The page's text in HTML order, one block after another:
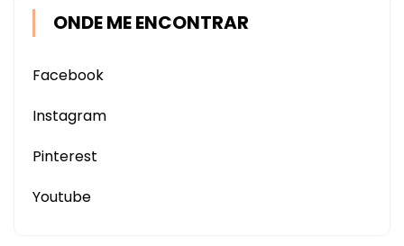
ONDE ME ENCONTRAR
Facebook
Instagram
Pinterest
Youtube